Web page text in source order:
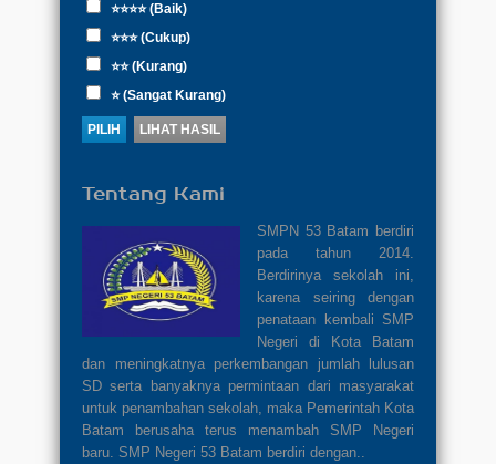
⭐⭐⭐⭐ (Baik)
⭐⭐⭐ (Cukup)
⭐⭐ (Kurang)
⭐ (Sangat Kurang)
Tentang Kami
SMPN 53 Batam berdiri
pada tahun 2014.
Berdirinya sekolah ini,
karena seiring dengan
penataan kembali SMP
Negeri di Kota Batam
dan meningkatnya perkembangan jumlah lulusan
SD serta banyaknya permintaan dari masyarakat
untuk penambahan sekolah, maka Pemerintah Kota
Batam berusaha terus menambah SMP Negeri
baru. SMP Negeri 53 Batam berdiri dengan..